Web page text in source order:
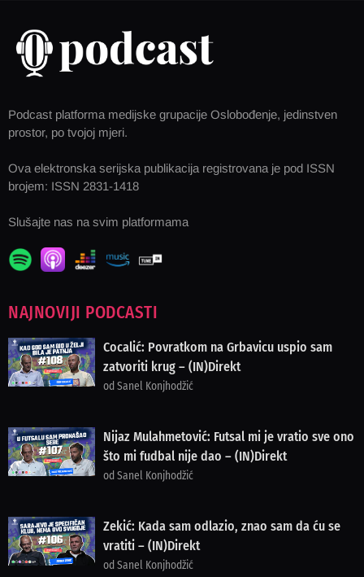
Podcast platforma medijske grupacije Oslobođenje, jedinstven
prostor, po tvojoj mjeri.
Ova elektronska serijska publikacija registrovana je pod ISSN
brojem: ISSN 2831-1418
Slušajte nas na svim platformama
NAJNOVIJI PODCASTI
Cocalić: Povratkom na Grbavicu uspio sam
zatvoriti krug – (IN)Direkt
od Sanel Konjhodžić
Nijaz Mulahmetović: Futsal mi je vratio sve ono
što mi fudbal nije dao – (IN)Direkt
od Sanel Konjhodžić
Zekić: Kada sam odlazio, znao sam da ću se
vratiti – (IN)Direkt
od Sanel Konjhodžić